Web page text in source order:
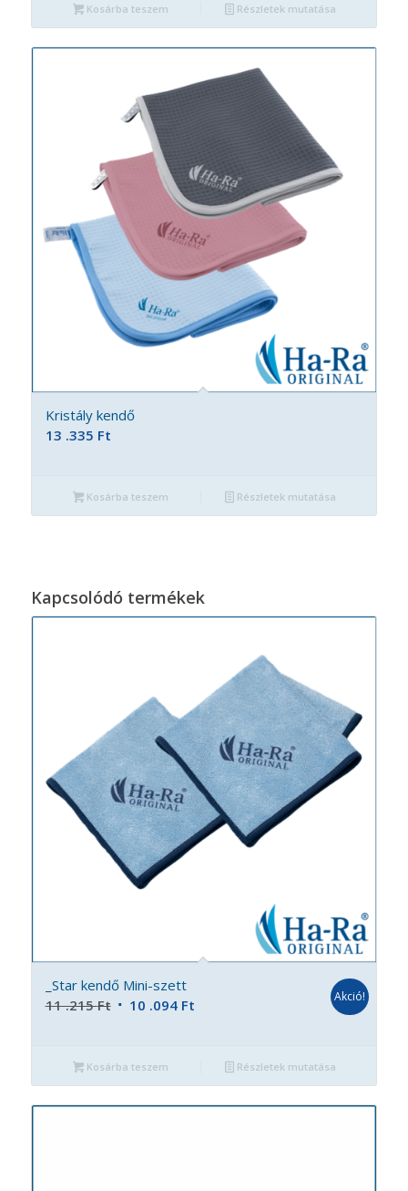
Kosárba teszem Részletek mutatása
Kristály kendő
13 .335 Ft
Kosárba teszem Részletek mutatása
Kapcsolódó termékek
_Star kendő Mini-szett
11 .215Ft Original
11
.215 Ft.
10 .094 FtCurrent
.094 Ft.
Akció!
Kosárba teszem Részletek mutatása